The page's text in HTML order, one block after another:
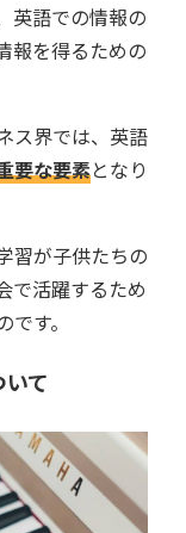
英語での情報の
報を得るための
ス界では、英語
要な要素となり
習が子供たちの
で活躍するため
す。
て